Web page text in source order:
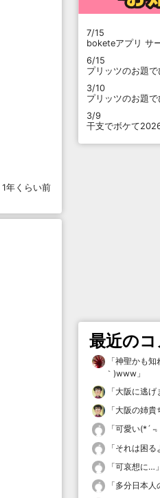
1年くらい前
7/15
boketeアプリ サ
6/15
プリッツのお題
3/10
プリッツのお題
3/9
干支でボケて
最近のコ
「神聖かも知
｀)www 」
「大阪に逃げ
「大阪の姉貴
「可愛い
「それは困
「可哀想に… 」
「多分日本人